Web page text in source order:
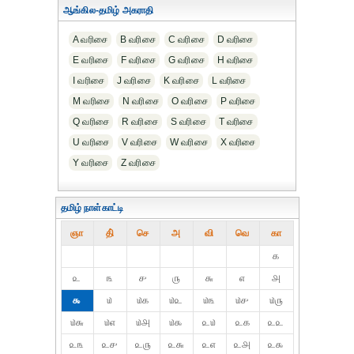
ஆங்கில-தமிழ் அகராதி
A வரிசை B வரிசை C வரிசை
D வரிசை
E வரிசை
F வரிசை G வரிசை
H வரிசை
I வரிசை
J வரிசை K வரிசை
L வரிசை
M வரிசை
N வரிசை O வரிசை
P வரிசை
Q வரிசை
R வரிசை S வரிசை
T வரிசை
U வரிசை
V வரிசை W வரிசை
X வரிசை
Y வரிசை
Z வரிசை
தமிழ் நாள்காட்டி
ஞா தி் செ அ வி வெ கா
௧
௨
௩ ௪ ௫ ௬ ௭
௮
௯
௰ ௰௧ ௰௨ ௰௩ ௰௪
௰௫
௰௬
௰௭ ௰௮ ௰௯ ௨௰ ௨௧
௨௨
௨௩
௨௪ ௨௫ ௨௬ ௨௭ ௨௮
௨௯